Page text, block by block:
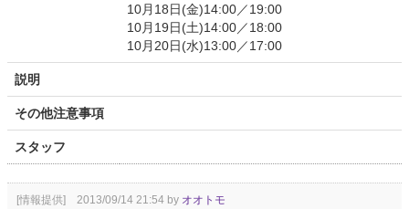
10月18日(金)14:00／19:00
10月19日(土)14:00／18:00
10月20日(水)13:00／17:00
説明
その他注意事項
スタッフ
[情報提供] 2013/09/14 21:54 by オオトモ